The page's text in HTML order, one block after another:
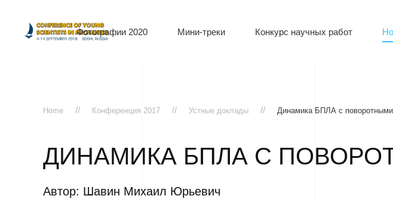
Фотографии 2020 Мини-треки Конкурс научных работ
Home Конференция 2017 Устные доклады Динамика БПЛА с
ДИНАМИКА БПЛА С
Автор: Шавин Михаил Юрьевич